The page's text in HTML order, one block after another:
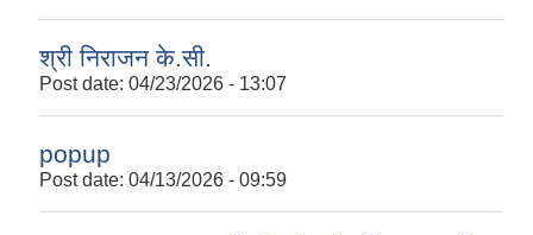
श्री निराजन के.सी.
Post date: 04/23/2026 - 13:07
popup
Post date: 04/13/2026 - 09:59